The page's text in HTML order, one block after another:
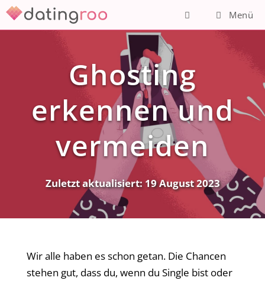
Zum
Inhalt
Menü
Ghosting
erkennen und
vermeiden
Zuletzt aktualisiert:19 August 2023
Wir alle haben es schon getan. Die Chancen
stehen gut, dass du, wenn du Single bist oder